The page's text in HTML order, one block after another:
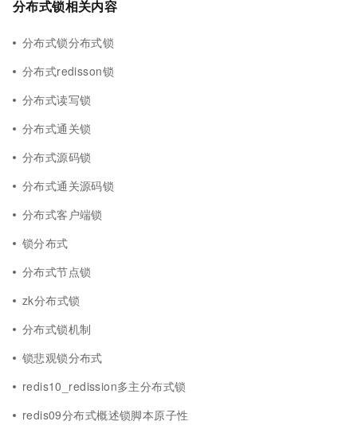
分布式锁相关内容
分布式锁分布式锁
分布式redisson锁
分布式读写锁
分布式通关锁
分布式源码锁
分布式通关源码锁
分布式客户端锁
锁分布式
分布式节点锁
zk分布式锁
分布式锁机制
锁悲观锁分布式
redis10_redission多主分布式锁
redis09分布式概述锁脚本原子性